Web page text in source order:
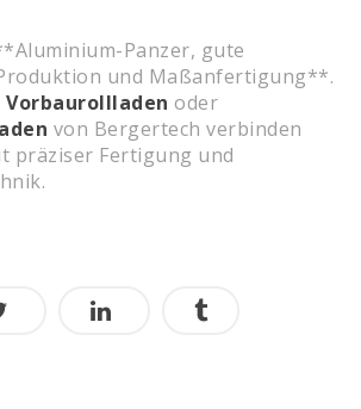
Panzer, gute
und Maßanfertigung**.
Vorbaurollladen oder
von Bergertech verbinden
präziser Fertigung und